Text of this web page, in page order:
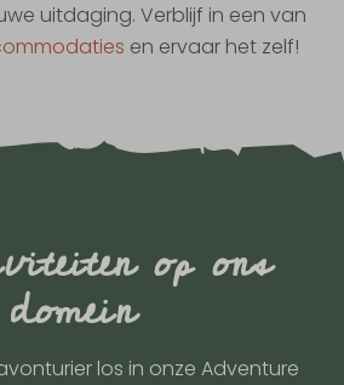
uitdaging. Verblijf in een van
en ervaar het zelf!
op ons
domein
los in onze Adventure